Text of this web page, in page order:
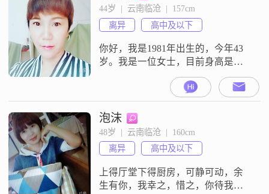
44岁  |  云南临沧  |  157cm
离异
高中及以下
你好，我是1981年出生的，今年43
岁。我是一位女士，目前身高是
157cm。我的学历是高中及以下，现
在的工作地点在临沧，月收入在
3000元以下。我的性格比较善解人
意，平时也算是一个热爱生活的
人。对待感情和生活，我比较追求
稳定安逸的状态。我觉得在一段关
系里，互相尊重是非常重要的，我
也一直秉持着双向付出的态度去对
待身边的人
泡沫
48岁  |  云南临沧  |  160cm
离异
高中及以下
上得厅堂下得厨房，可静可动，余
生有你，我幸之，惜之，你待我一